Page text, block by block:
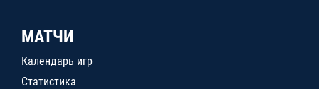
МАТЧИ
Календарь игр
Статистика